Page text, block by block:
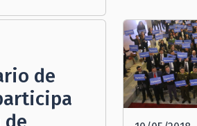
de
de